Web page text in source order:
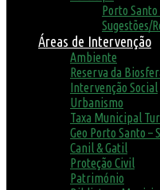
Porto Santo
Sugestões/
Áreas de Intervenção
Ambiente
Reserva da
Intervenção Social
Urbanismo
Taxa Municipal
Geo Porto Santo –
Canil & Gatil
Proteção Civil
Património